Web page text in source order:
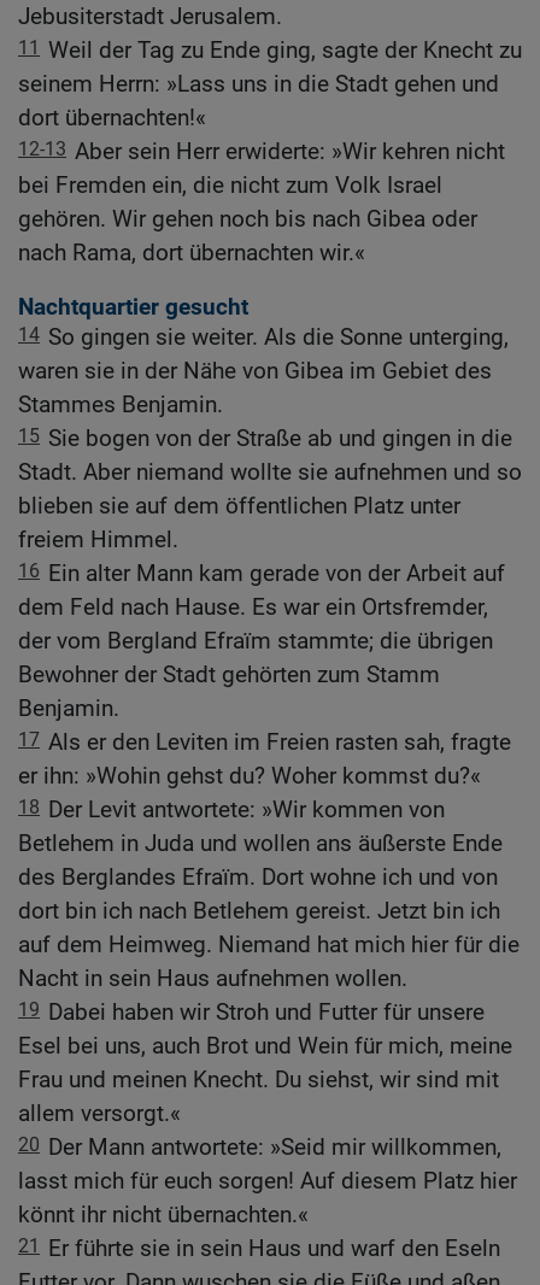
Jebusiterstadt Jerusalem.
11 Weil der Tag zu Ende ging, sagte der Knecht zu
seinem Herrn: »Lass uns in die Stadt gehen und
dort übernachten!«
12-13 Aber sein Herr erwiderte: »Wir kehren nicht
bei Fremden ein, die nicht zum Volk Israel
gehören. Wir gehen noch bis nach Gibea oder
nach Rama, dort übernachten wir.«
Nachtquartier gesucht
14 So gingen sie weiter. Als die Sonne unterging,
waren sie in der Nähe von Gibea im Gebiet des
Stammes Benjamin.
15 Sie bogen von der Straße ab und gingen in die
Stadt. Aber niemand wollte sie aufnehmen und so
blieben sie auf dem öffentlichen Platz unter
freiem Himmel.
16 Ein alter Mann kam gerade von der Arbeit auf
dem Feld nach Hause. Es war ein Ortsfremder,
der vom Bergland Efraïm stammte; die übrigen
Bewohner der Stadt gehörten zum Stamm
Benjamin.
17 Als er den Leviten im Freien rasten sah, fragte
er ihn: »Wohin gehst du? Woher kommst du?«
18 Der Levit antwortete: »Wir kommen von
Betlehem in Juda und wollen ans äußerste Ende
des Berglandes Efraïm. Dort wohne ich und von
dort bin ich nach Betlehem gereist. Jetzt bin ich
auf dem Heimweg. Niemand hat mich hier für die
Nacht in sein Haus aufnehmen wollen.
19 Dabei haben wir Stroh und Futter für unsere
Esel bei uns, auch Brot und Wein für mich, meine
Frau und meinen Knecht. Du siehst, wir sind mit
allem versorgt.«
20 Der Mann antwortete: »Seid mir willkommen,
lasst mich für euch sorgen! Auf diesem Platz hier
könnt ihr nicht übernachten.«
21
Er führte sie in sein Haus und warf den Eseln